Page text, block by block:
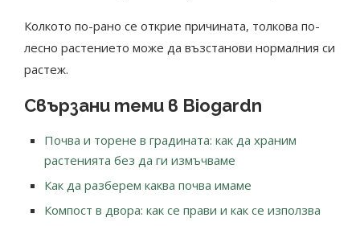
Колкото по-рано се открие причината, толкова по-
лесно растението може да възстанови нормалния си
растеж.
Свързани теми в Biogardn
Почва и торене в градината: как да храним
растенията без да ги измъчваме
Как да разберем каква почва имаме
Компост в двора: как се прави и как се използва